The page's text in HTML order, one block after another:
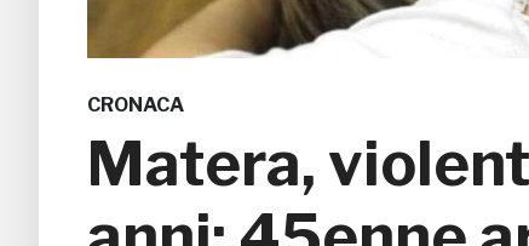
CRONACA
Matera,